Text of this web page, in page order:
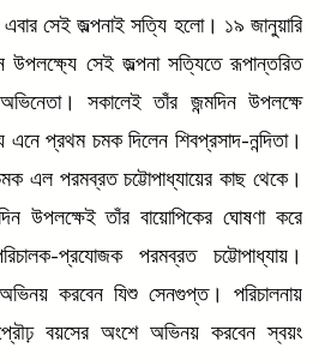
সেই জল্পনাই সত্যি হলো। ১৯ জানুয়ারি
উপলক্ষ্যে সেই জল্পনা সত্যিতে রূপান্তরিত
সকালেই তাঁর জন্মদিন উপলক্ষে
এনে প্রথম চমক দিলেন শিবপ্রসাদ-নন্দিতা।
এল পরমব্রত চট্টোপাধ্যায়ের কাছ থেকে।
উপলক্ষেই তাঁর বায়োপিকের ঘোষণা করে
প্রযোজক পরমব্রত চট্টোপাধ্যায়।
করবেন যিশু সেনগুপ্ত। পরিচালনায়
বয়সের অংশে অভিনয় করবেন স্বয়ং